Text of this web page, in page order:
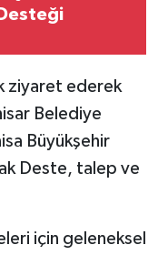
ziyaret ederek
Belediye
Büyükşehir
Deste, talep ve
için geleneksel